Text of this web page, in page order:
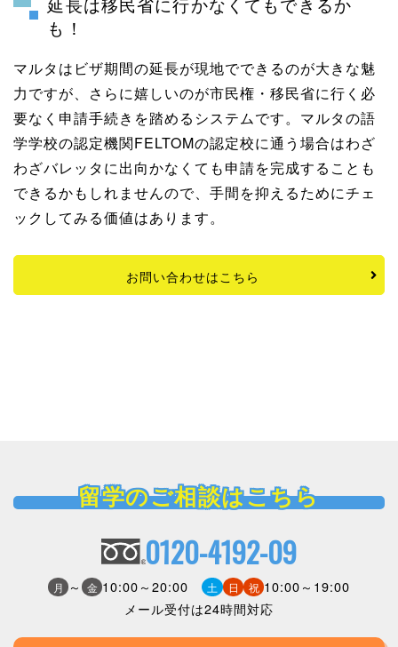
も！
マルタはビザ期間の延長が現地でできるのが大きな魅
力ですが、さらに嬉しいのが市民権・移民省に行く必
要なく申請手続きを踏めるシステムです。マルタの語
学学校の認定機関FELTOMの認定校に通う場合はわざ
わざバレッタに出向かなくても申請を完成することも
できるかもしれませんので、手間を抑えるためにチェ
ックしてみる価値はあります。
お問い合わせはこちら
留学のご相談はこちら
0120-4192-09
月 ～ 金 10:00～20:00 土 日 祝 10:00～19:00
メール受付は24時間対応